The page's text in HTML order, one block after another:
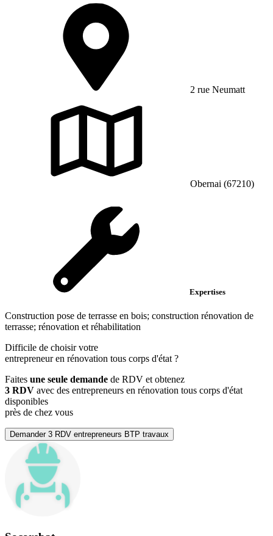
2 rue Neumatt
Obernai (67210)
Expertises
Construction pose de terrasse en bois; construction rénovation de
terrasse; rénovation et réhabilitation
Difficile de choisir votre
entrepreneur en rénovation tous corps d'état?
Faites une seule demande de RDV et obtenez
3 RDV avec des entrepreneurs en rénovation tous corps d'état
disponibles
près de chez vous
Demander 3 RDV entrepreneurs BTP travaux